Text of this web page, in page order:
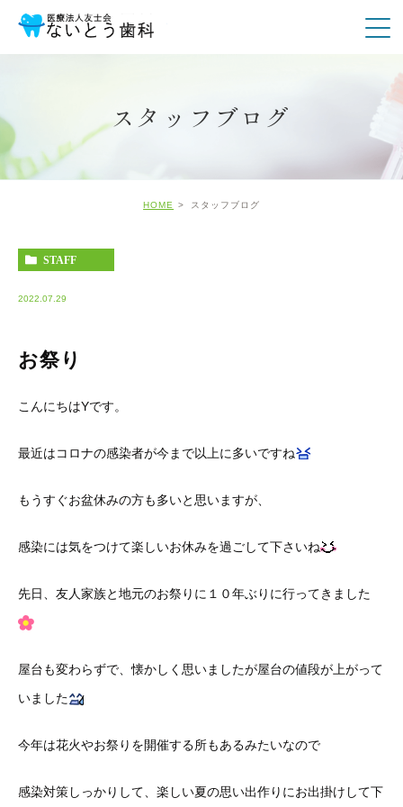
スタッフブログ
HOME スタッフブログ
STAFF
2022.07.29
お祭り
こんにちはYです。
最近はコロナの感染者が今まで以上に多いですね
もうすぐお盆休みの方も多いと思いますが、
感染には気をつけて楽しいお休みを過ごして下さいね
先日、友人家族と地元のお祭りに１０年ぶりに行ってきました
屋台も変わらずで、懐かしく思いましたが屋台の値段が上がって
いました
今年は花火やお祭りを開催する所もあるみたいなので
感染対策しっかりして、楽しい夏の思い出作りにお出掛けして下